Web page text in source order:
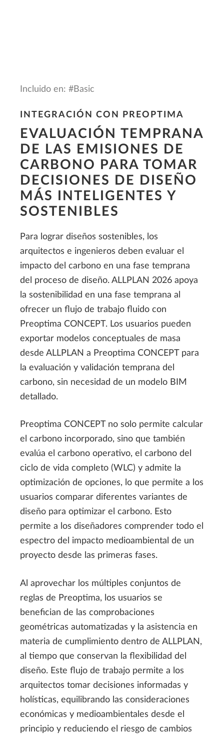
Incluido en: #Basic
INTEGRACIÓN CON PREOPTIMA
EVALUACIÓN TEMPRANA
DE LAS EMISIONES DE
CARBONO PARA TOMAR
DECISIONES DE DISEÑO
MÁS INTELIGENTES Y
SOSTENIBLES
Para lograr diseños sostenibles, los
arquitectos e ingenieros deben evaluar el
impacto del carbono en una fase temprana
del proceso de diseño. ALLPLAN 2026 apoya
la sostenibilidad en una fase temprana al
ofrecer un flujo de trabajo fluido con
Preoptima CONCEPT. Los usuarios pueden
exportar modelos conceptuales de masa
desde ALLPLAN a Preoptima CONCEPT para
la evaluación y validación temprana del
carbono, sin necesidad de un modelo BIM
detallado.
Preoptima CONCEPT no solo permite calcular
el carbono incorporado, sino que también
evalúa el carbono operativo, el carbono del
ciclo de vida completo (WLC) y admite la
optimización de opciones, lo que permite a los
usuarios comparar diferentes variantes de
diseño para optimizar el carbono. Esto
permite a los diseñadores comprender todo el
espectro del impacto medioambiental de un
proyecto desde las primeras fases.
Al aprovechar los múltiples conjuntos de
reglas de Preoptima, los usuarios se
benefician de las comprobaciones
geométricas automatizadas y la asistencia en
materia de cumplimiento dentro de ALLPLAN,
al tiempo que conservan la flexibilidad del
diseño. Este flujo de trabajo permite a los
arquitectos tomar decisiones informadas y
holísticas, equilibrando las consideraciones
económicas y medioambientales desde el
principio y reduciendo el riesgo de cambios